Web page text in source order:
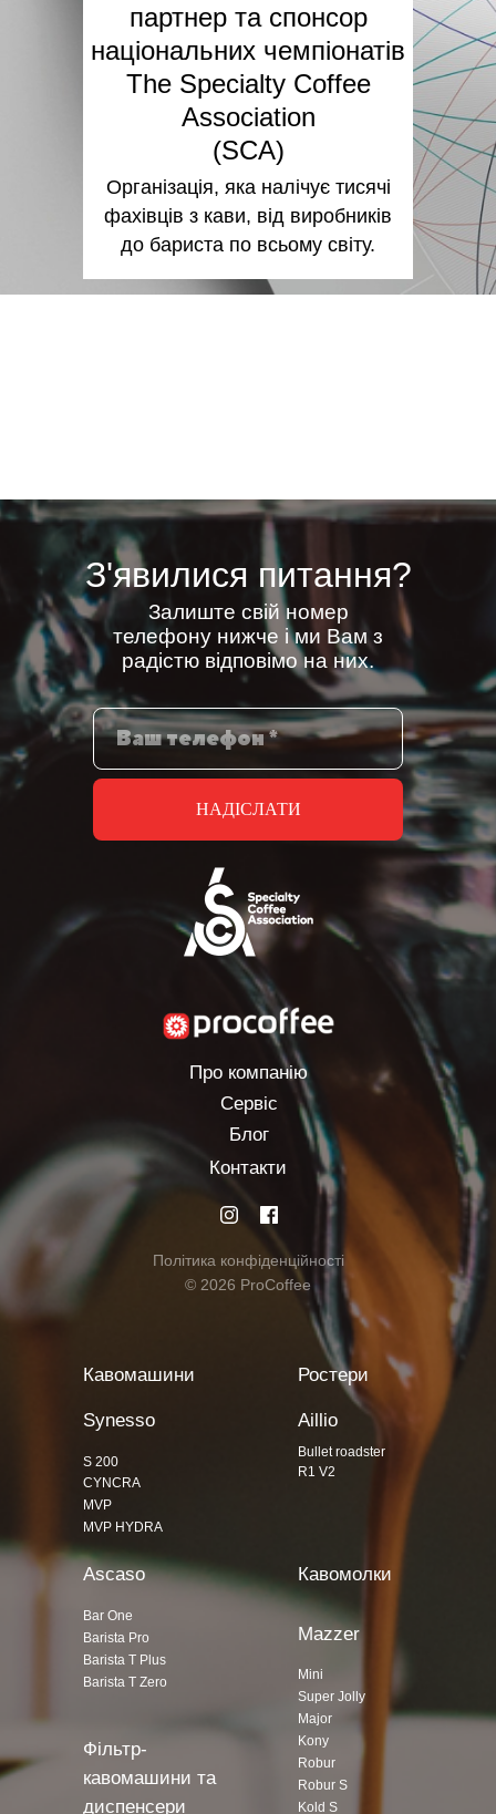
партнер та спонсор
національних чемпіонатів
The Specialty Coffee
Association
(SCA)
Організація, яка налічує тисячі
фахівців з кави, від виробників
до бариста по всьому світу.
З'явилися питання?
Залиште свій номер
телефону нижче і ми Вам з
радістю відповімо на них.
НАДІСЛАТИ
Про компанію
Сервіс
Контакти
Блог
Політика конфіденційності
© 2026 ProCoffee
Кавомашини Ростери
Фільтр-
кавомашини та
диспенсери
Кавомолки
Synesso
Ascaso
Mazzer
S 200
CYNCRA
MVP
MVP HYDRA
Bar One
Barista Pro
Barista T Plus
Mini
Major
Super Jolly
Robur
Kony
Kold S
Barista T Zero
Robur S
Aillio
Bullet roadster
R1 V2